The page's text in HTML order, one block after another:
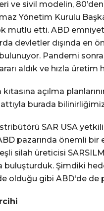
ve sivil modelin,
Yönetim Kurulu
mutlu etti. ABD
devletler dışında en
Pandemi
aldık ve hızla üretim
kıtasına açılma
burada
SAR USA
pazarında önemli
silah üreticisi
buluşturduk. Şimdiki
olduğu gibi ABD'de